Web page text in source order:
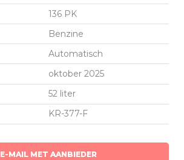
136 PK
Benzine
Automatisch
oktober 2025
52 liter
KR-377-F
E-MAIL MET AANBIEDER